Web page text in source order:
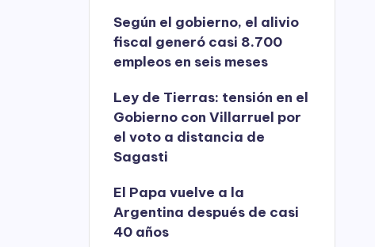
Según el gobierno, el alivio
fiscal generó casi 8.700
empleos en seis meses
Ley de Tierras: tensión en el
Gobierno con Villarruel por
el voto a distancia de
Sagasti
El Papa vuelve a la
Argentina después de casi
40 años